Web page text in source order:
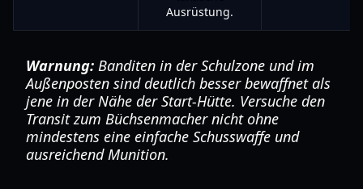
Ausrüstung.
Warnung: Banditen in der Schulzone und im
Außenposten sind deutlich besser bewaffnet als
jene in der Nähe der Start-Hütte. Versuche den
Transit zum Büchsenmacher nicht ohne
mindestens eine einfache Schusswaffe und
ausreichend Munition.